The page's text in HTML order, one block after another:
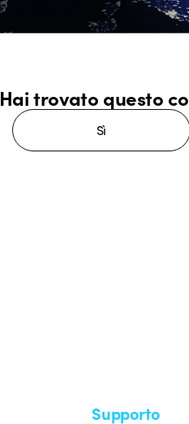
Hai trovato questo
Sì
Supporto